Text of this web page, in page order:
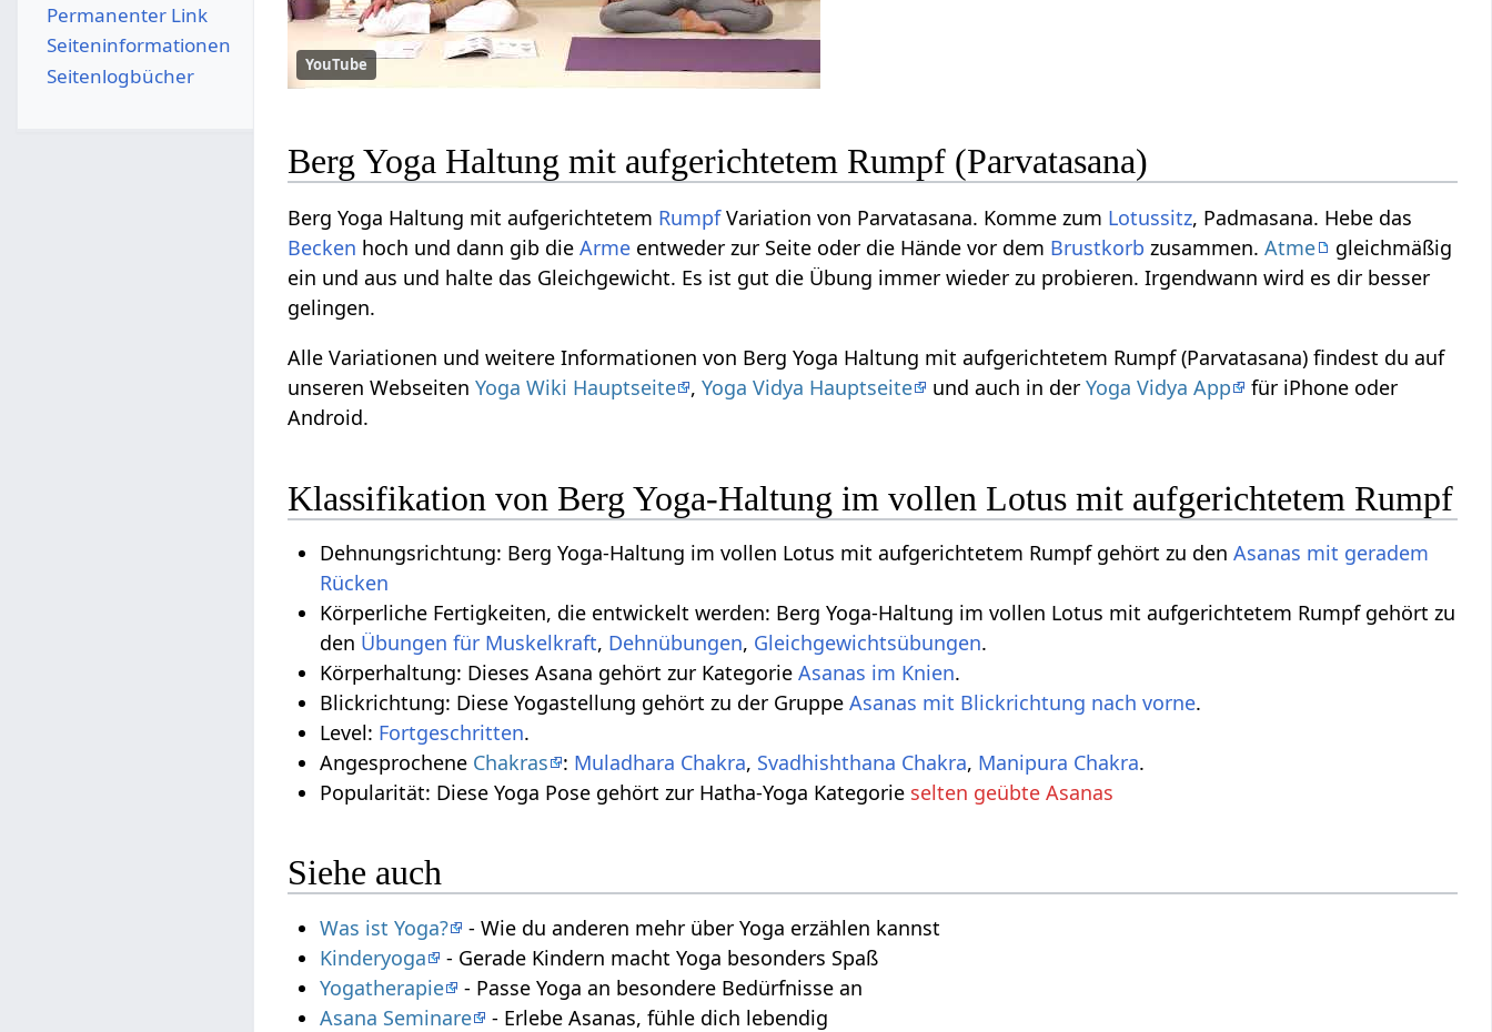
YouTube
Berg Yoga Haltung mit aufgerichtetem Rumpf (Parvatasana)
Berg Yoga Haltung mit aufgerichtetem RumpfVariation von Parvatasana. Komme zum Lotussitz, Padmasana. Hebe das
Becken hoch und dann gib dieArme entweder zur Seite oder die Hände vor dem Brustkorb zusammen.Atme
gleichmäßig
ein und aus und halte das Gleichgewicht. Es ist gut die Übung immer wieder zu probieren. Irgendwann wird es dir besser
gelingen.
Alle Variationen und weitere Informationen von Berg Yoga Haltung mit aufgerichtetem Rumpf (Parvatasana) findest du auf
unseren WebseitenYoga Wiki Hauptseite ,Yoga Vidya Hauptseite und auch in derYoga Vidya App
für iPhone oder
Android.
Klassifikation von Berg Yoga-Haltung im vollen Lotus mit aufgerichtetem Rumpf
Dehnungsrichtung: Berg Yoga-Haltung im vollen Lotus mit aufgerichtetem Rumpf gehört zu denAsanas mit geradem
Rücken
Körperliche Fertigkeiten, die entwickelt werden: Berg Yoga-Haltung im vollen Lotus mit aufgerichtetem Rumpf gehört zu
den Übungen für Muskelkraft, Dehnübungen, Gleichgewichtsübungen.
Körperhaltung: Dieses Asana gehört zur KategorieAsanas im Knien.
Blickrichtung: Diese Yogastellung gehört zu der GruppeAsanas mit Blickrichtung nach vorne.
Level: Fortgeschritten.
Angesprochene Chakras : Muladhara Chakra, Svadhishthana Chakra, Manipura Chakra.
Popularität: Diese Yoga Pose gehört zur Hatha-Yoga Kategorie selten geübte Asanas
Siehe auch
Was ist Yoga?
- Wie du anderen mehr über Yoga erzählen kannst
Kinderyoga
- Gerade Kindern macht Yoga besonders Spaß
Yogatherapie
- Passe Yoga an besondere Bedürfnisse an
Asana Seminare
- Erlebe Asanas, fühle dich lebendig
Permanenter Link
Seiten­­informationen
Seitenlogbücher